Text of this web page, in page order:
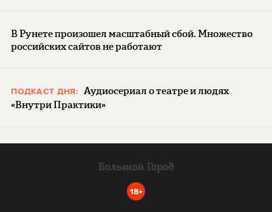
В Рунете произошел масштабный сбой. Множество
российских сайтов не работают
ПОДКАСТ ДНЯ: Аудиосериал о театре и людях
«Внутри Практики»
18+